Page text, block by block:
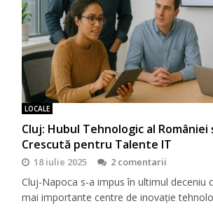
LOCALE
Cluj: Hubul Tehnologic al României
Crescută pentru Talente IT
18 iulie 2025 2 comentarii
Cluj-Napoca s-a impus în ultimul deceniu
mai importante centre de inovație